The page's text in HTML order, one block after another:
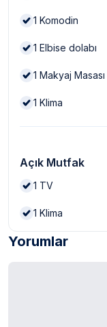
1 Komodin
1 Elbise dolabı
1 Makyaj Masası
1 Klima
Açık Mutfak
1 TV
1 Klima
Yorumlar